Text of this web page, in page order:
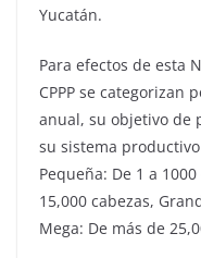
Yucatán.
Para efectos de esta
CPPP se categorizan
anual, su objetivo de
su sistema
Pequeña: De 1 a
15,000 cabezas,
Mega: De más de